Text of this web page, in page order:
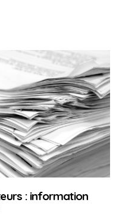
: information